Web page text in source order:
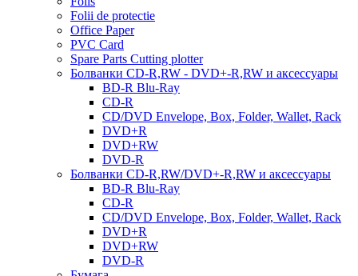
Folii de protectie
Office Paper
PVC Card
Spare Parts Cutting plotter
Болванки CD-R,RW - DVD+-R,RW и аксессуары
BD-R Blu-Ray
CD-R
CD/DVD Envelope, Box, Folder, Wallet, Rack
DVD+R
DVD+RW
DVD-R
Болванки CD-R,RW/DVD+-R,RW и аксессуары
BD-R Blu-Ray
CD-R
CD/DVD Envelope, Box, Folder, Wallet, Rack
DVD+R
DVD+RW
DVD-R